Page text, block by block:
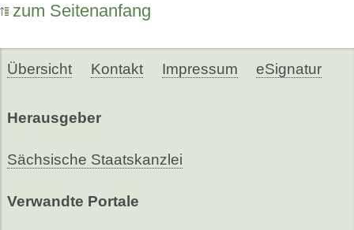
zum Seitenanfang
Übersicht Kontakt Impressum eSignatur
Herausgeber
Sächsische Staatskanzlei
Verwandte Portale